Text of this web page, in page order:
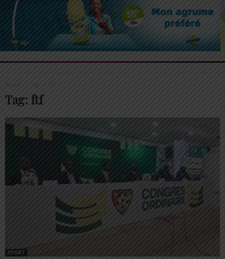
Tags
Tag: ftf
SPORT